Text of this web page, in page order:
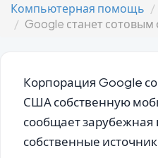
Компьютерная помощь
Google станет
Корпорация Google
США собственную
сообщает зарубежная
собственные